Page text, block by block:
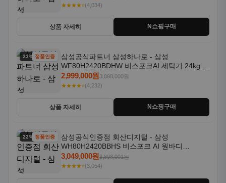
★★★★⭐(4,034)
상품 자세히 N쇼핑구매
23% 할인정품인증
삼성공식파트너 삼성하나로 - 삼성
WF80H2420BDHW 비스포크AI 세탁기 24kg 건
조기 20kg 세제자동투입
2,999,000원3,898,000원
★★★★⭐(4,232)
상품 자세히 N쇼핑구매
22% 할인정품인증
삼성공식인증점 회산디지털 - 삼성
WH80H2420BBHS 비스포크 AI 원바디
24kg+20kg 세제자동투입 1등급
3,049,000원3,898,001원
★★★★⭐(3,054)